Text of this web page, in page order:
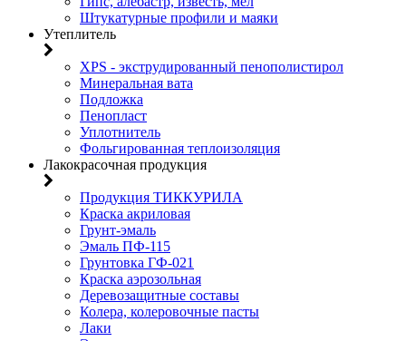
Штукатурные профили и маяки
Утеплитель
XPS - экструдированный пенополистирол
Минеральная вата
Подложка
Пенопласт
Уплотнитель
Фольгированная теплоизоляция
Лакокрасочная продукция
Продукция ТИККУРИЛА
Краска акриловая
Грунт-эмаль
Эмаль ПФ-115
Грунтовка ГФ-021
Краска аэрозольная
Деревозащитные составы
Колера, колеровочные пасты
Лаки